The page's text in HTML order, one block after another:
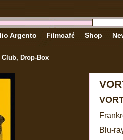
Club, Drop-Box
Argento Filmcafé Shop
Blu-